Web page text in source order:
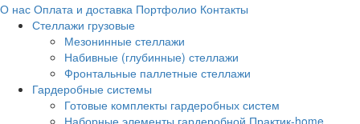
О нас Оплата и доставка Портфолио Контакты
Стеллажи грузовые
Мезонинные стеллажи
Набивные (глубинные) стеллажи
Фронтальные паллетные стеллажи
Гардеробные системы
Готовые комплекты гардеробных систем
Наборные элементы гардеробной Практик-home